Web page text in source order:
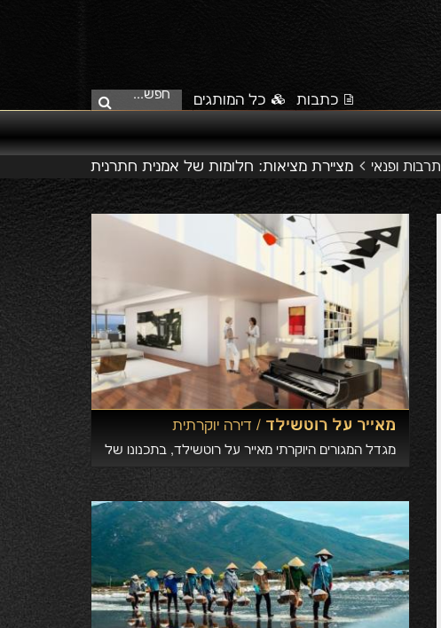
כתבות כל המותגים חפש...
תרבות ופנאי מציירת מציאות: חלומות של אמנית חתרנית
מאייר על רוטשילד / דירה יוקרתית
מגדל המגורים היוקרתי מאייר על רוטשילד, בתכנונו של
מעצב העל הנודע וזוכה פרס פריצקר - ריצ'ארד מאייר,